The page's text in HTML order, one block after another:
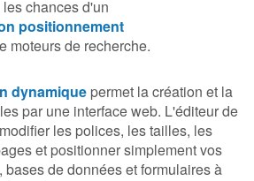
les chancesd'un
positionnement
moteurs de recherche.
dynamiquepermet la création et la
par une interface web. L'éditeur de
les polices, les tailles, les
et positionner simplement vos
bases de données et formulaires à